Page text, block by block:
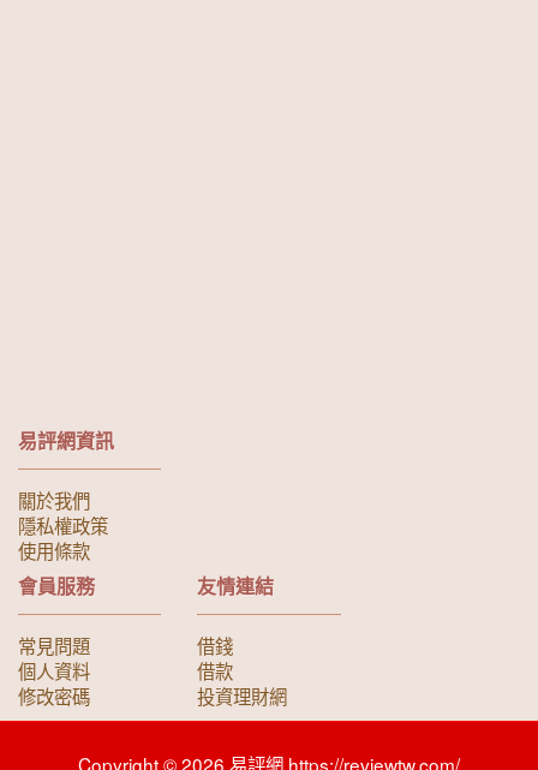
易評網資訊
關於我們
隱私權政策
使用條款
會員服務
常見問題
個人資料
修改密碼
友情連結
借錢
借款
投資理財網
Copyright © 2026 易評網 https://reviewtw.com/